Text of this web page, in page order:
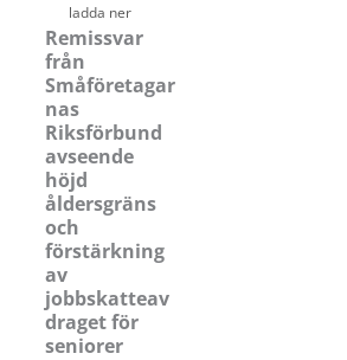
ladda ner
Remissvar
från
Småföretagar
nas
Riksförbund
avseende
höjd
åldersgräns
och
förstärkning
av
jobbskatteav
draget för
seniorer